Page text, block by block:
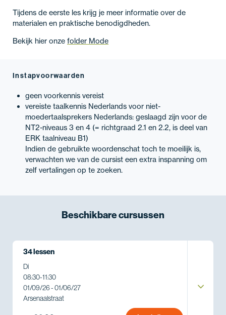
Tijdens de eerste les krijg je meer informatie over de
materialen en praktische benodigdheden.
Bekijk hier onze folder Mode
Instapvoorwaarden
geen voorkennis vereist
vereiste taalkennis Nederlands voor niet-
moedertaalsprekers Nederlands: geslaagd zijn voor de
NT2-niveaus 3 en 4 (= richtgraad 2.1 en 2.2, is deel van
ERK taalniveau B1)
Indien de gebruikte woordenschat toch te moeilijk is,
verwachten we van de cursist een extra inspanning om
zelf vertalingen op te zoeken.
Beschikbarecursussen
34 lessen
Di
08:30-11:30
01/09/26 - 01/06/27
Arsenaalstraat